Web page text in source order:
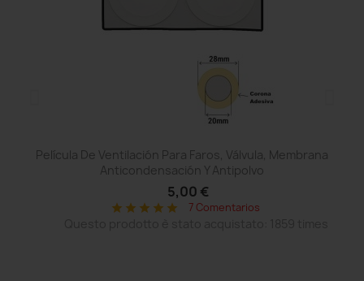
Película De Ventilación Para Faros, Válvula, Membrana
Anticondensación Y Antipolvo
5,00 €
star star star star star 7 Comentarios